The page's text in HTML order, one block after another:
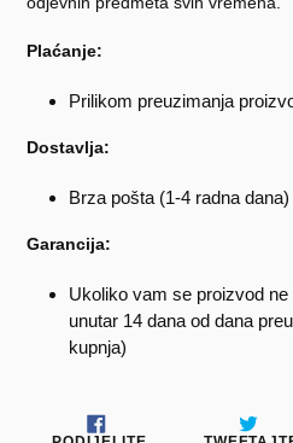
Plaćanje:
Prilikom preuzimanja
Dostavlja:
Brza pošta (1-4 radna dana)
Garancija:
Ukoliko vam se proizvod
unutar 14 dana od dana
kupnja)
PODIJELITE